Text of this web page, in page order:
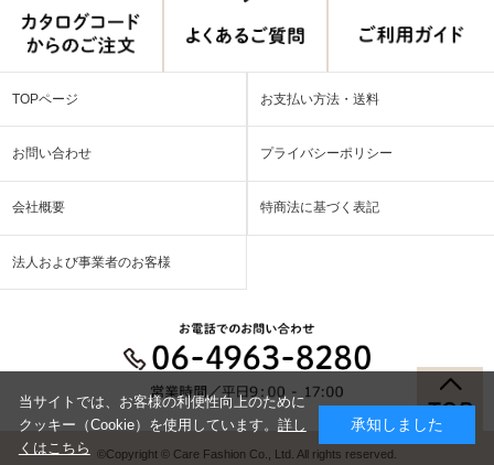
TOPページ お支払い方法・送料
お問い合わせ プライバシーポリシー
会社概要 特商法に基づく表記
法人および事業者のお客様
©Copyright © Care Fashion Co., Ltd. All rights reserved.
当サイトでは、お客様の利便性向上のために
クッキー（Cookie）を使用しています。 詳し
くはこちら
承知しました